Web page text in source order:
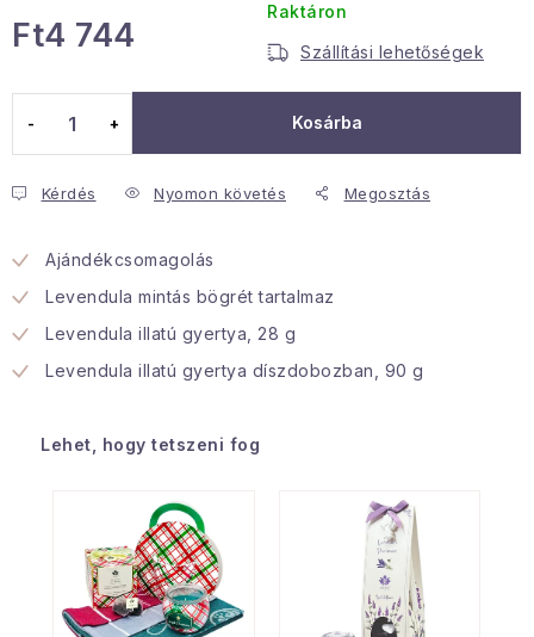
Januári akció
Hogyan kell panaszkodni / visszaadni az áruka
Érintkezés
Rólunk
Ft4 744
Raktáron
Szállítási lehetőségek
Kosárba
Kérdés Nyomon követés Megosztás
Ajándékcsomagolás
Levendula mintás bögrét tartalmaz
Levendula illatú gyertya, 28 g
Levendula illatú gyertya díszdobozban, 90 g
Lehet, hogy tetszeni fog